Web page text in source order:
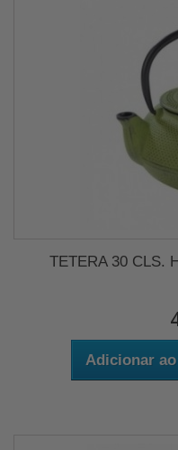
TETERA 30 CLS.
Adicionar